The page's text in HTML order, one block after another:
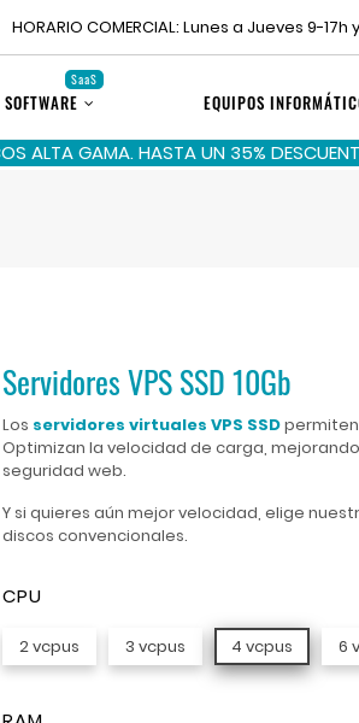
HORARIO COMERCIAL: Lunes a Jueves 9-
SOFTWARE
SaaS
EQUIPOS
ALTA GAMA. HASTA UN 35%
Servidores VPS SSD 10Gb
Los servidores virtuales VPS SSDpermiten
Optimizan la velocidad de carga,
seguridad web.
Y si quieres aún mejor velocidad, elige
discos convencionales.
CPU
2 vcpus 3 vcpus 4 vcpus 6